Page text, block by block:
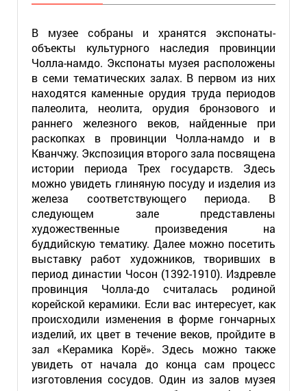
В музее собраны и хранятся экспонаты-
объекты культурного наследия провинции
Чолла-намдо. Экспонаты музея расположены
в семи тематических залах. В первом из них
находятся каменные орудия труда периодов
палеолита, неолита, орудия бронзового и
раннего железного веков, найденные при
раскопках в провинции Чолла-намдо и в
Кванчжу. Экспозиция второго зала посвящена
истории периода Трех государств. Здесь
можно увидеть глиняную посуду и изделия из
железа соответствующего периода. В
следующем зале представлены
художественные произведения на
буддийскую тематику. Далее можно посетить
выставку работ художников, творивших в
период династии Чосон (1392-1910). Издревле
провинция Чолла-до считалась родиной
корейской керамики. Если вас интересует, как
происходили изменения в форме гончарных
изделий, их цвет в течение веков, пройдите в
зал «Керамика Корё». Здесь можно также
увидеть от начала до конца сам процесс
изготовления сосудов. Один из залов музея